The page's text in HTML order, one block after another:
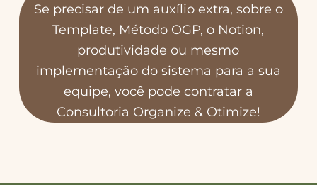
Se precisar de um auxílio extra, sobre o
Template, Método OGP, o Notion,
produtividade ou mesmo
implementação do sistema para a sua
equipe, você pode contratar a
Consultoria Organize & Otimize!